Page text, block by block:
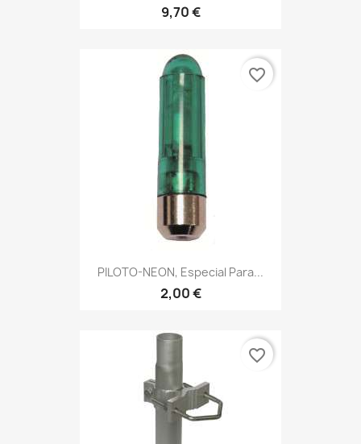
9,70 €
PILOTO-NEON, Especial Para...
2,00 €
favorite_border
favorite_border